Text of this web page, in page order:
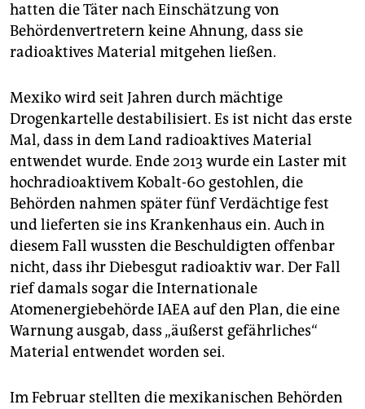
hatten die Täter nach Einschätzung von
Behördenvertretern keine Ahnung, dass sie
radioaktives Material mitgehen ließen.
Mexiko wird seit Jahren durch mächtige
Drogenkartelle destabilisiert. Es ist nicht das erste
Mal, dass in dem Land radioaktives Material
entwendet wurde. Ende 2013 wurde ein Laster mit
hochradioaktivem Kobalt-60 gestohlen, die
Behörden nahmen später fünf Verdächtige fest
und lieferten sie ins Krankenhaus ein. Auch in
diesem Fall wussten die Beschuldigten offenbar
nicht, dass ihr Diebesgut radioaktiv war. Der Fall
rief damals sogar die Internationale
Atomenergiebehörde IAEA auf den Plan, die eine
Warnung ausgab, dass „äußerst gefährliches“
Material entwendet worden sei.
Im Februar stellten die mexikanischen Behörden